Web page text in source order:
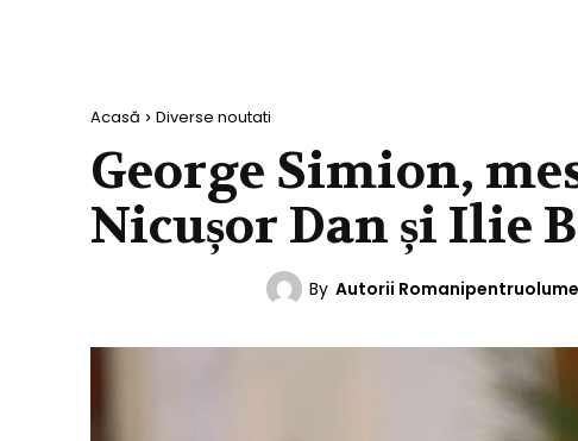
Acasă Diverse noutati
George Simion,
Nicușor Dan și Ilie
By Autorii Romanipentruolume